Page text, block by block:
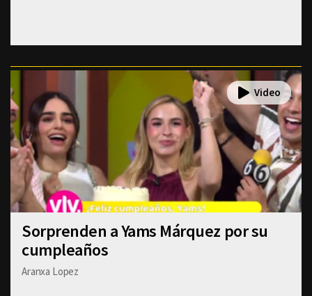
Sorprenden a Yams Márquez por su
cumpleaños
Aranxa Lopez